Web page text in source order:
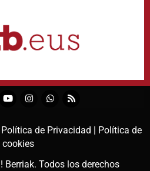
Política de Privacidad | Política de
cookies
Berriak. Todos los derechos